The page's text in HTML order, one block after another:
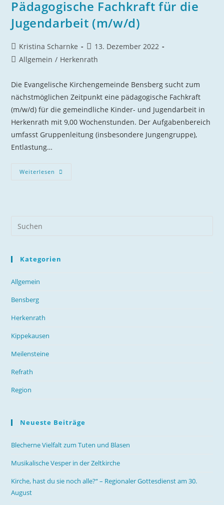
Pädagogische Fachkraft für die
Jugendarbeit (m/w/d)
Beitrags-
Autor:
Kristina Scharnke
Beitrag
veröffentlicht:
13. Dezember 2022
Beitrags-
Allgemein / Herkenrath
Die Evangelische Kirchengemeinde Bensberg sucht zum
nächstmöglichen Zeitpunkt eine pädagogische Fachkraft
(m/w/d) für die gemeindliche Kinder- und Jugendarbeit in
Herkenrath mit 9,00 Wochenstunden. Der Aufgabenbereich
umfasst Gruppenleitung (insbesondere Jungengruppe),
Entlastung…
Weiterlesen Pädagogische
Kategorien
Allgemein
Bensberg
Herkenrath
Kippekausen
Meilensteine
Refrath
Region
Neueste Beiträge
Blecherne Vielfalt zum Tuten und Blasen
Musikalische Vesper in der Zeltkirche
Kirche, hast du sie noch alle?“ – Regionaler Gottesdienst am 30.
August